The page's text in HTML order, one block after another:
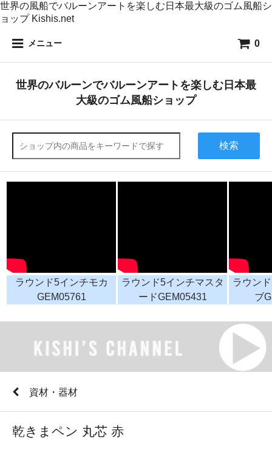
世界の風船でバルーンアートを楽しむ日本最大級のゴム風船シ
ョップ Kishis.net
メニュー 0
世界のバルーンでバルーンアートを楽しむ日本最
大級のゴム風船ショップ
検索
ラウンド5インチモカ
GEM05761
ラウンド5インチマスタ
ードGEM05431
ラウン
ブ
資材・器材
乾きまペン 丸芯 赤